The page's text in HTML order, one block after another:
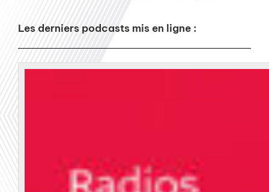
Les derniers podcasts mis en ligne :